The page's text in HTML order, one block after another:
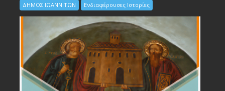
ΔΗΜΟΣ ΙΩΑΝΝΙΤΩΝ Ενδιαφέρουσες Ιστορίες